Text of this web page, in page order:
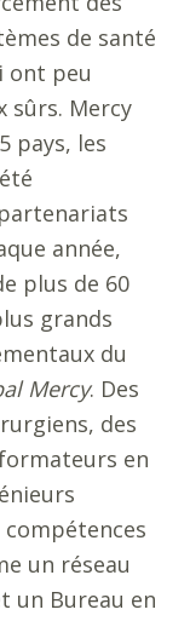
de santé
ont peu
sûrs. Mercy
pays, les
année,
plus de 60
grands
du
Mercy. Des
des
en
un réseau
un Bureau en